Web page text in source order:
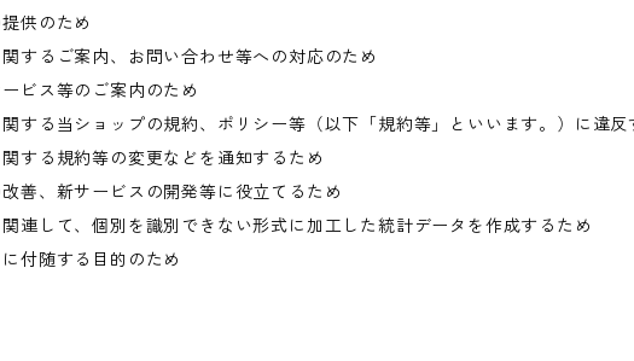
供のため
するご案内、お問い合わせ等への対応のため
ビス等のご案内のため
関する当ショップの規約、ポリシー等（以下「規約等」といいます。）に違
する規約等の変更などを通知するため
善、新サービスの開発等に役立てるため
関連して、個別を識別できない形式に加工した統計データを作成するため
付随する目的のため